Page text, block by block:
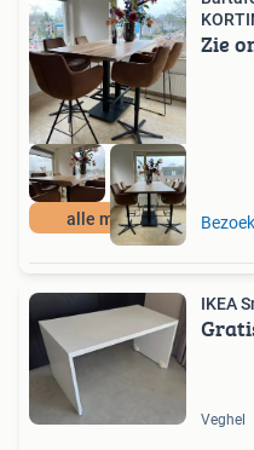
alle maten
Zie
IKEA
Veghel